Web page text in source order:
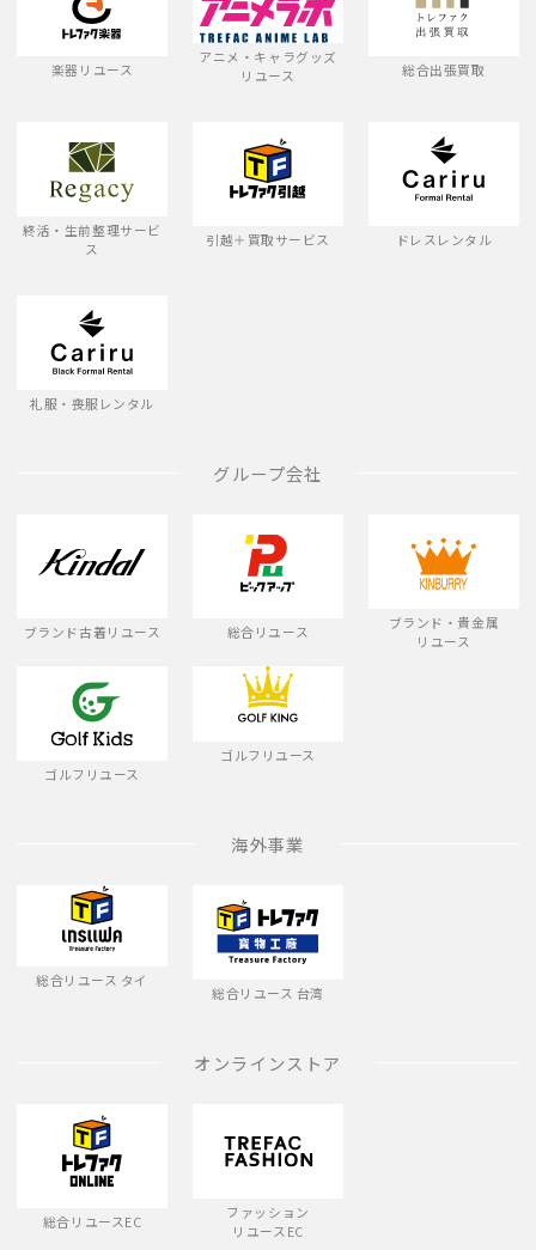
楽器リユース
アニメ・キャラグッズ
リユース
総合出張買取
終活・生前整理サービ
ス
引越＋買取サービス ドレスレンタル
礼服・喪服レンタル
グループ会社
ブランド古着リユース 総合リユース
ブランド・貴金属
リユース
ゴルフリユース
ゴルフリユース
海外事業
総合リユース タイ
総合リユース 台湾
オンラインストア
総合リユースEC
ファッション
リユースEC